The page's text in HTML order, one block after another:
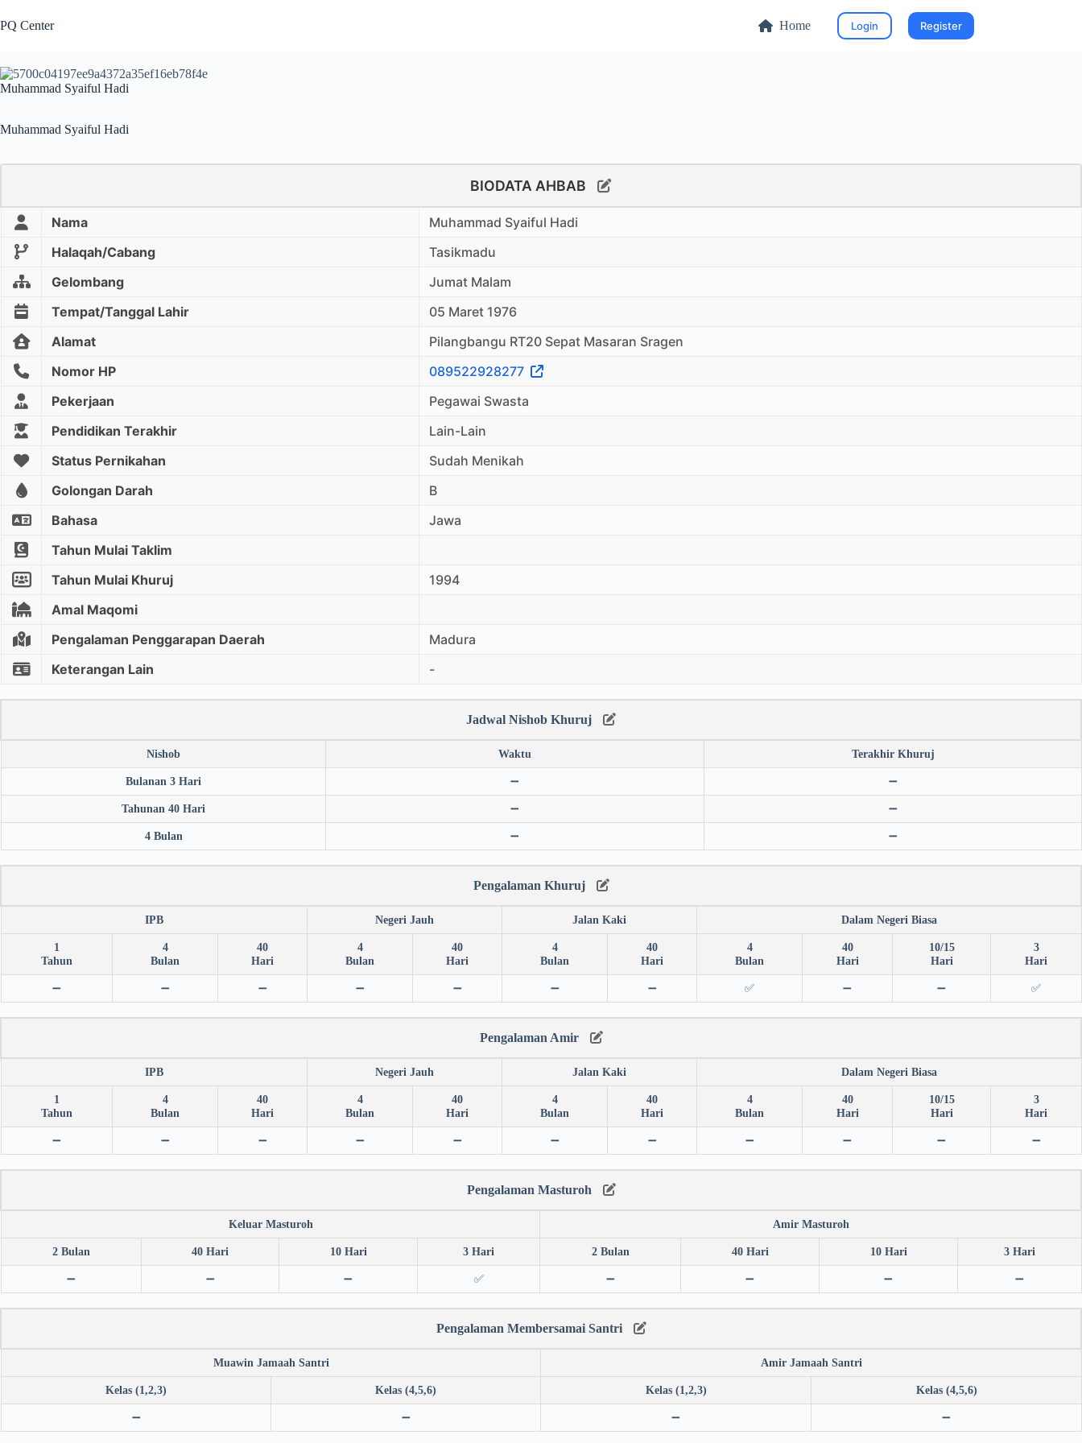
PQ Center Home Login Register
Muhammad Syaiful Hadi
Muhammad Syaiful Hadi
BIODATA AHBAB
Nama
Muhammad Syaiful Hadi
Halaqah/Cabang
Tasikmadu
Gelombang
Jumat Malam
Tempat/Tanggal Lahir
05 Maret 1976
Alamat
Pilangbangu RT20 Sepat Masaran Sragen
Nomor HP
089522928277
Pekerjaan
Pegawai Swasta
Pendidikan Terakhir
Lain-Lain
Status Pernikahan
Sudah Menikah
Golongan Darah
B
Bahasa
Jawa
Tahun Mulai Taklim
Tahun Mulai Khuruj
1994
Amal Maqomi
Pengalaman Penggarapan Daerah
Madura
Keterangan Lain
-
Jadwal Nishob Khuruj
Nishob Waktu Terakhir Khuruj
Bulanan 3 Hari ➖ ➖
Tahunan 40 Hari ➖ ➖
4 Bulan ➖ ➖
Pengalaman Khuruj
IPB Negeri Jauh Jalan Kaki Dalam Negeri Biasa
1
Tahun
4
Bulan
40
Hari
4
Bulan
40
Hari
4
Bulan
40
Hari
4
Bulan
40
Hari
10/15
Hari
3
Hari
➖ ➖ ➖ ➖ ➖ ➖ ➖ ✅ ➖ ➖ ✅
Pengalaman Amir
IPB Negeri Jauh Jalan Kaki Dalam Negeri Biasa
1
Tahun
4
Bulan
40
Hari
4
Bulan
40
Hari
4
Bulan
40
Hari
4
Bulan
40
Hari
10/15
Hari
3
Hari
➖ ➖ ➖ ➖ ➖ ➖ ➖ ➖ ➖ ➖ ➖
Pengalaman Masturoh
Keluar Masturoh Amir Masturoh
2 Bulan 40 Hari 10 Hari 3 Hari 2 Bulan 40 Hari 10 Hari 3 Hari
➖ ➖ ➖ ✅ ➖ ➖ ➖ ➖
Pengalaman Membersamai Santri
Muawin Jamaah Santri Amir Jamaah Santri
Kelas (1,2,3) Kelas (4,5,6) Kelas (1,2,3) Kelas (4,5,6)
➖ ➖ ➖ ➖